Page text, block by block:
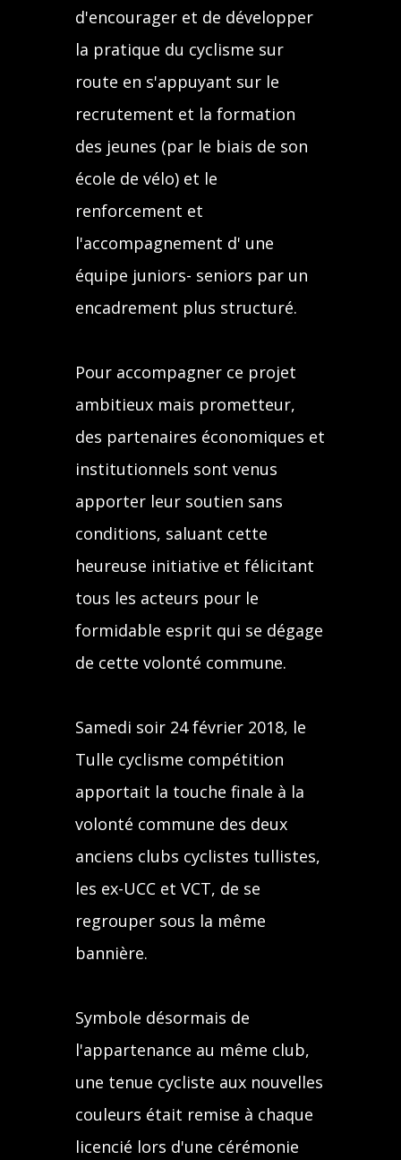
d'encourager et de développer
la pratique du cyclisme sur
route en s'appuyant sur le
recrutement et la formation
des jeunes (par le biais de son
école de vélo) et le
renforcement et
l'accompagnement d' une
équipe juniors- seniors par un
encadrement plus structuré.
Pour accompagner ce projet
ambitieux mais prometteur,
des partenaires économiques et
institutionnels sont venus
apporter leur soutien sans
conditions, saluant cette
heureuse initiative et félicitant
tous les acteurs pour le
formidable esprit qui se dégage
de cette volonté commune.
Samedi soir 24 février 2018, le
Tulle cyclisme compétition
apportait la touche finale à la
volonté commune des deux
anciens clubs cyclistes tullistes,
les ex-UCC et VCT, de se
regrouper sous la même
bannière.
Symbole désormais de
l'appartenance au même club,
une tenue cycliste aux nouvelles
couleurs était remise à chaque
licencié lors d'une cérémonie